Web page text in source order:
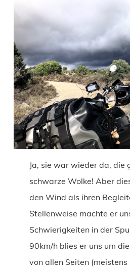
Ja, sie war wieder da, die
schwarze Wolke! Aber
den Wind als ihren
Stellenweise machte er
Schwierigkeiten in der
90km/h blies er uns um
von allen Seiten